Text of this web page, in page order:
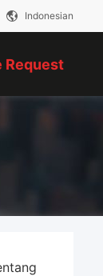
Indonesian
Request